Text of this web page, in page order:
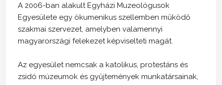
A 2006-ban alakult Egyházi Muzeológusok
Egyesülete egy ökumenikus szellemben működő
szakmai szervezet, amelyben valamennyi
magyarországi felekezet képviselteti magát.
Az egyesület nemcsak a katolikus, protestáns és
zsidó múzeumok és gyűjtemények munkatársainak,